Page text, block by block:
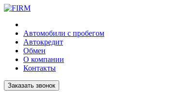
Автомобили с пробегом
Автокредит
Обмен
О компании
Контакты
Заказать звонок